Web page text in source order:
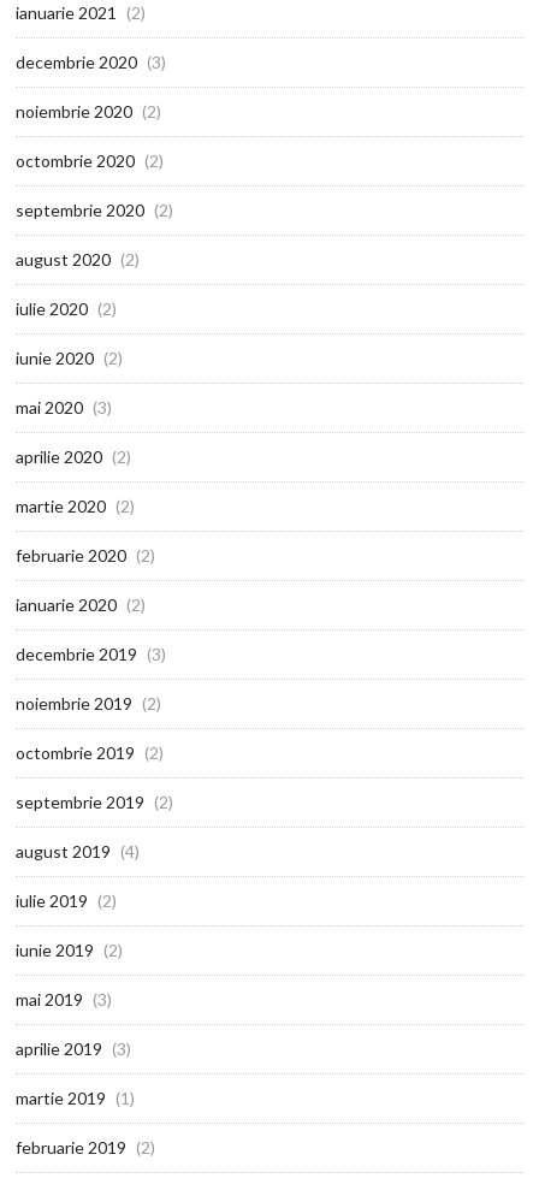
ianuarie 2021 (2)
decembrie 2020 (3)
noiembrie 2020 (2)
octombrie 2020 (2)
septembrie 2020 (2)
august 2020 (2)
iulie 2020 (2)
iunie 2020 (2)
mai 2020 (3)
aprilie 2020 (2)
martie 2020 (2)
februarie 2020 (2)
ianuarie 2020 (2)
decembrie 2019 (3)
noiembrie 2019 (2)
octombrie 2019 (2)
septembrie 2019 (2)
august 2019 (4)
iulie 2019 (2)
iunie 2019 (2)
mai 2019 (3)
aprilie 2019 (3)
martie 2019 (1)
februarie 2019 (2)